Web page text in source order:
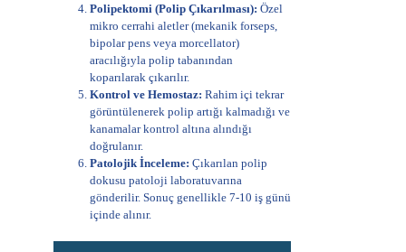
Polipektomi (Polip Çıkarılması): Özel
mikro cerrahi aletler (mekanik forseps,
bipolar pens veya morcellator)
aracılığıyla polip tabanından
koparılarak çıkarılır.
Kontrol ve Hemostaz: Rahim içi tekrar
görüntülenerek polip artığı kalmadığı ve
kanamalar kontrol altına alındığı
doğrulanır.
Patolojik İnceleme: Çıkarılan polip
dokusu patoloji laboratuvarına
gönderilir. Sonuç genellikle 7-10 iş günü
içinde alınır.